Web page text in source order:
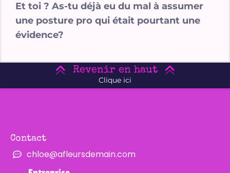
Et toi ? As-tu déjà eu du mal à assumer
une posture pro qui était pourtant une
évidence?
Revenir en haut
Clique ici
Contact
chloe@afleursdemain.com